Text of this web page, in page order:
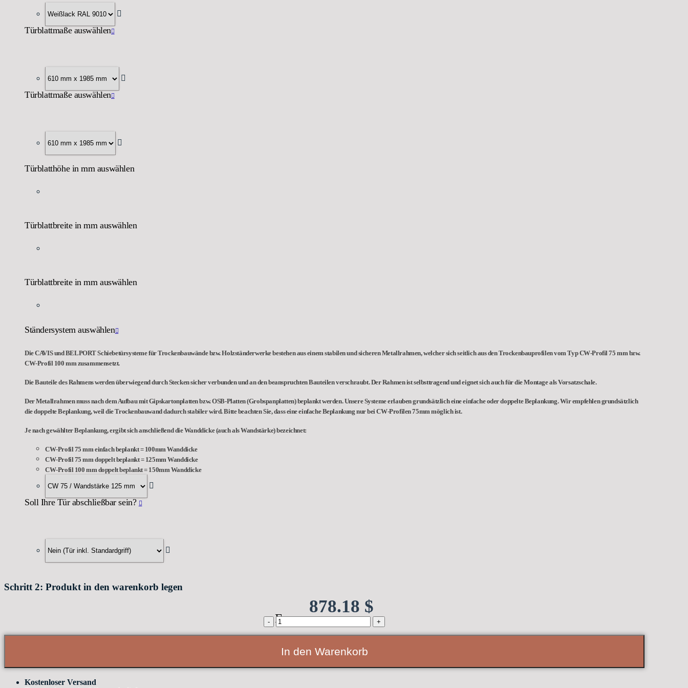
Türblattmaße auswählen
Türblattmaße auswählen
Türblatthöhe in mm auswählen
Türblattbreite in mm auswählen
Türblattbreite in mm auswählen
Ständersystem auswählen
Die CAVIS und BELPORT Schiebetürsysteme für Trockenbauwände bzw. Holzständerwerke bestehen aus einem stabilen und sicheren Metallrahmen, welcher sich seitlich aus den Trockenbauprofilen vom Typ CW-Profil 75 mm bzw.
CW-Profil 100 mm zusammensetzt.
Die Bauteile des Rahmens werden überwiegend durch Stecken sicher verbunden und an den beanspruchten Bauteilen verschraubt. Der Rahmen ist selbsttragend und eignet sich auch für die Montage als Vorsatzschale.
Der Metallrahmen muss nach dem Aufbau mit Gipskartonplatten bzw. OSB-Platten (Grobspanplatten) beplankt werden. Unsere Systeme erlauben grundsätzlich eine einfache oder doppelte Beplankung. Wir empfehlen grundsätzlich
die doppelte Beplankung, weil die Trockenbauwand dadurch stabiler wird. Bitte beachten Sie, dass eine einfache Beplankung nur bei CW-Profilen 75mm möglich ist.
Je nach gewählter Beplankung, ergibt sich anschließend die Wanddicke (auch als Wandstärke) bezeichnet:
CW-Profil 75 mm einfach beplankt = 100mm Wanddicke
CW-Profil 75 mm doppelt beplankt = 125mm Wanddicke
CW-Profil 100 mm doppelt beplankt = 150mm Wanddicke
Soll Ihre Tür abschließbar sein?
Schritt 2: Produkt in den warenkorb legen
From:
878.18 $
Zargenlose
Schiebetür
in
Wand
Komplettset
In den Warenkorb
Kostenloser Versand